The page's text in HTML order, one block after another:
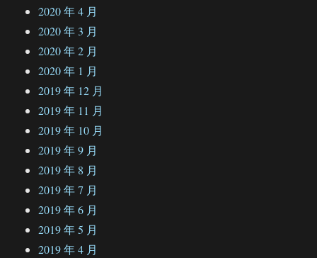
2020 年 4 月
2020 年 3 月
2020 年 2 月
2020 年 1 月
2019 年 12 月
2019 年 11 月
2019 年 10 月
2019 年 9 月
2019 年 8 月
2019 年 7 月
2019 年 6 月
2019 年 5 月
2019 年 4 月